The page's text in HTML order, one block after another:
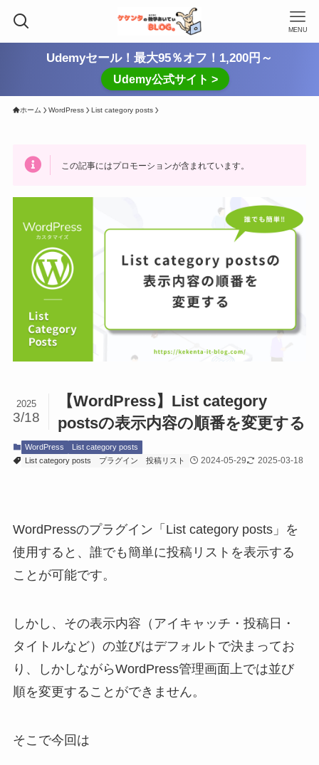
MENU
Udemyセール！最大95％オフ！1,200円～
Udemy公式サイト >
ホーム WordPress List category posts
この記事にはプロモーションが含まれています。
【WordPress】List category
postsの表示内容の順番を変更する
2025
3/18
WordPress
List category posts
List category posts
プラグイン 投稿リスト 2024-05-29 2025-03-18
WordPressのプラグイン「List category posts」を
使用すると、誰でも簡単に投稿リストを表示する
ことが可能です。
しかし、その表示内容（アイキャッチ・投稿日・
タイトルなど）の並びはデフォルトで決まってお
り、しかしながらWordPress管理画面上では並び
順を変更することができません。
そこで今回は